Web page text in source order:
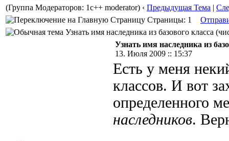
(Группа Модераторов: 1c++ moderator) ‹ Предыдущая Тема |
Страницы: 1
Узнать имя наследника из базового класса
Узнать имя наследника из
13. Июля 2009 :: 15:37
Есть у меня
классов. И вот
определенного
наследников.